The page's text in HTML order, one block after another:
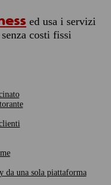
ed usa i servizi
costi fissi
da una sola piattaforma